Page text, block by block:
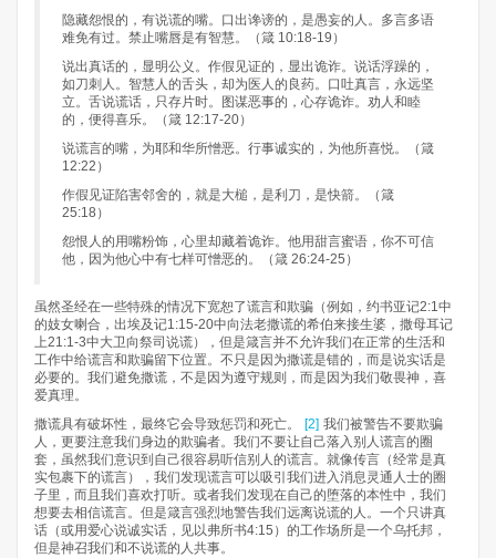
隐藏怨恨的，有说谎的嘴。口出谗谤的，是愚妄的人。多言多语
难免有过。禁止嘴唇是有智慧。（箴 10:18-19）
说出真话的，显明公义。作假见证的，显出诡诈。说话浮躁的，
如刀刺人。智慧人的舌头，却为医人的良药。口吐真言，永远坚
立。舌说谎话，只存片时。图谋恶事的，心存诡诈。劝人和睦
的，便得喜乐。（箴 12:17-20）
说谎言的嘴，为耶和华所憎恶。行事诚实的，为他所喜悦。（箴
12:22）
作假见证陷害邻舍的，就是大槌，是利刀，是快箭。（箴
25:18）
怨恨人的用嘴粉饰，心里却藏着诡诈。他用甜言蜜语，你不可信
他，因为他心中有七样可憎恶的。（箴 26:24-25）​
虽然圣经在一些特殊的情况下宽恕了谎言和欺骗（例如，约书亚记2:1中
的妓女喇合，出埃及记1:15-20中向法老撒谎的希伯来接生婆，撒母耳记
上21:1-3中大卫向祭司说谎），但是箴言并不允许我们在正常的生活和
工作中给谎言和欺骗留下位置。不只是因为撒谎是错的，而是说实话是
必要的。我们避免撒谎，不是因为遵守规则，而是因为我们敬畏神，喜
爱真理。
撒谎具有破坏性，最终它会导致惩罚和死亡。
[2] 我们被警告不要欺骗
人，更要注意我们身边的欺骗者。我们不要让自己落入别人谎言的圈
套，虽然我们意识到自己很容易听信别人的谎言。就像传言（经常是真
实包裹下的谎言），我们发现谎言可以吸引我们进入消息灵通人士的圈
子里，而且我们喜欢打听。或者我们发现在自己的堕落的本性中，我们
想要去相信谎言。但是箴言强烈地警告我们远离说谎的人。一个只讲真
话（或用爱心说诚实话，见以弗所书4:15）的工作场所是一个乌托邦，
但是神召我们和不说谎的人共事。